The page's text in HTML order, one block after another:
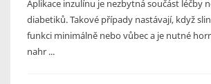
Aplikace inzulínu je nezbytná součást léčby
diabetiků. Takové případy nastávají, když
funkci minimálně nebo vůbec a je nutné
nahr ...